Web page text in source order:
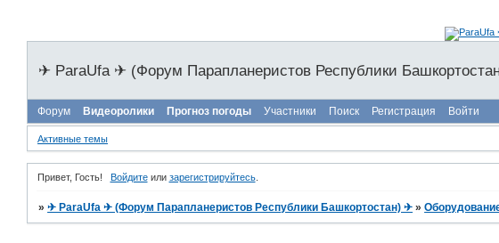
✈ ParaUfa ✈ (Форум Парапланеристов Республики
Форум Видеоролики Прогноз погоды Участники Поиск Регистрация Войти
Активные темы
Привет, Гость! Войдитеили зарегистрируйтесь.
»✈ ParaUfa ✈ (Форум Парапланеристов Республики Башкортостан) ✈ »